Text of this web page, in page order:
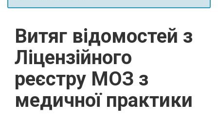
Витяг відомостей з
Ліцензійного
реєстру МОЗ з
медичної практики